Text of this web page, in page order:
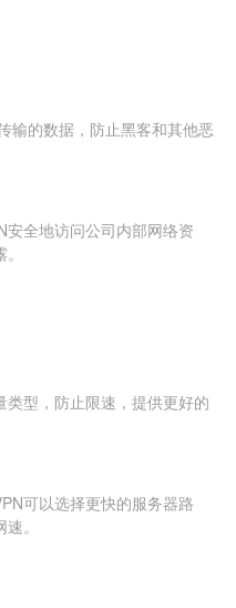
输的数据，防止黑客和其他恶
安全地访问公司内部网络资
类型，防止限速，提供更好的
可以选择更快的服务器路
。